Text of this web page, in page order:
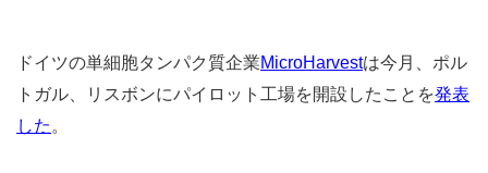
ドイツの単細胞タンパク質企業MicroHarvestは今月、ポル
トガル、リスボンにパイロット工場を開設したことを発表
した 。